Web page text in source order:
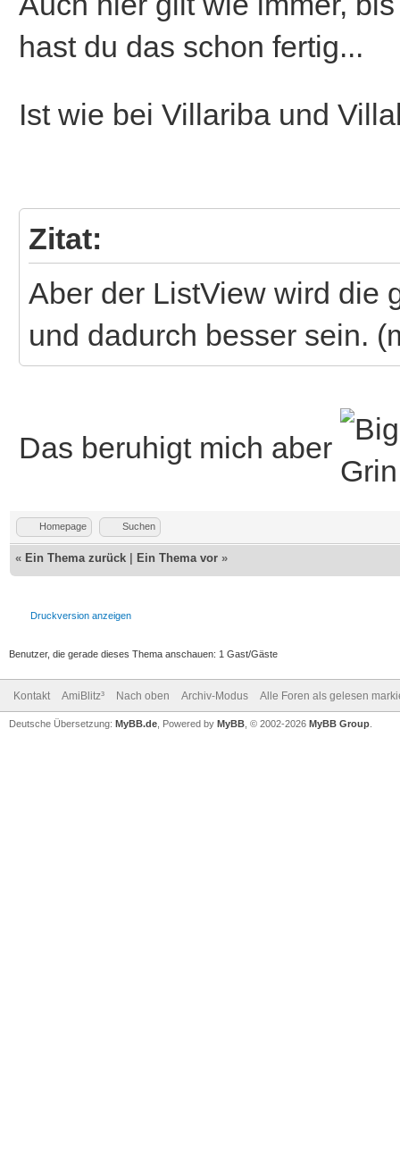
hast du das schon fertig...
Ist wie bei Villariba und
Zitat:
Aber der ListView wird die
und dadurch besser sein.
Das beruhigt mich aber
Homepage Suchen
« Ein Thema zurück Ein Thema vor »
Druckversion anzeigen
Benutzer, die gerade dieses Thema anschauen: 1 Gast/Gäste
Kontakt AmiBlitz³ Nach oben Archiv-Modus Alle Foren als gelesen
Deutsche Übersetzung: MyBB.de , Powered by MyBB , © 2002-2026 MyBB Group